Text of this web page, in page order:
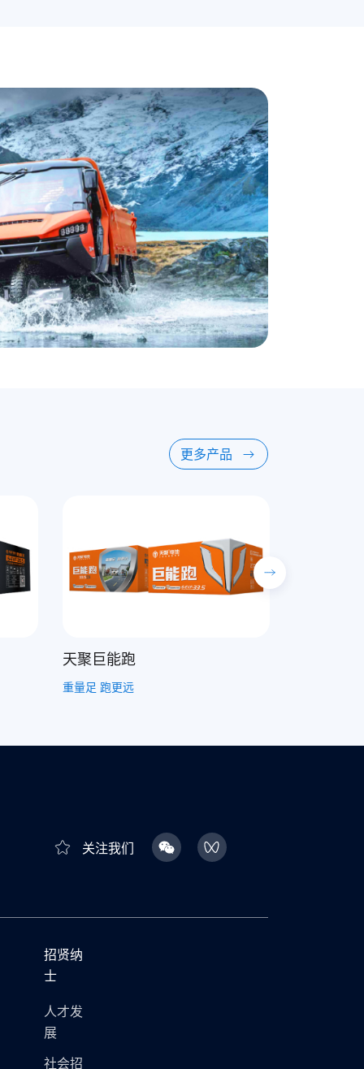
更多产品
天聚长跑家
电力足 跑得远
关注我们
招贤纳
士
人才发
展
社会招